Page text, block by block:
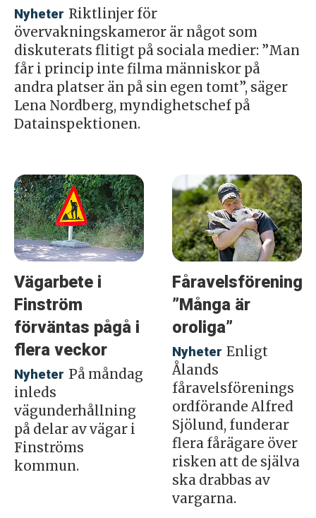
Nyheter Riktlinjer för
övervakningskameror är något som
diskuterats flitigt på sociala medier: ”Man
får i princip inte filma människor på
andra platser än på sin egen tomt”, säger
Lena Nordberg, myndighetschef på
Datainspektionen.
Vägarbete i
Finström
förväntas pågå i
flera veckor
Nyheter På måndag
inleds
vägunderhållning
på delar av vägar i
Finströms
kommun.
”Många är
oroliga”
Nyheter Enligt
Ålands
fåravelsförenings
ordförande Alfred
Sjölund, funderar
flera fårägare över
risken att de själva
ska drabbas av
vargarna.